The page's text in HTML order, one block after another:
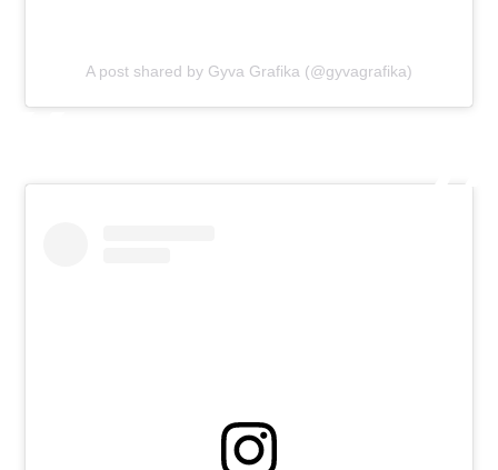
A post shared by Gyva Grafika (@gyvagrafika)